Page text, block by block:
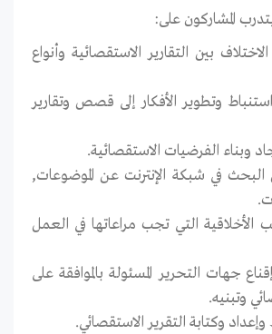
المشاركون على:
بين التقارير الاستقصائية وأنواع
وتطوير الأفكار إلى قصص وتقارير
وبناء الفرضيات الاستقصائية.
في شبكة الإنترنت عن الموضوعات,
الأخلاقية التي تجب مراعاتها في العمل
جهات التحرير المسئولة بالموافقة على
وتبنيه.
وكتابة التقرير الاستقصائي.